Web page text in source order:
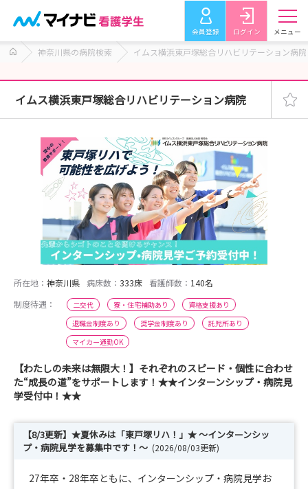
会員登録 ログイン メニュー
神奈川県の病院検索 イムス横浜東戸塚総合リハビリテーション病院
イムス横浜東戸塚総合リハビリテーション病院
所在地： 神奈川県 病床数： 333床 看護師数： 140名
制度待遇：
二交代 寮・住宅補助あり
資格支援あり
退職金制度あり
奨学金制度あり
託児所あり
マイカー通勤OK
【わたしの未来は無限大！】それぞれのスピード・個性に合わせ
た“成長の道”をサポートします！★★インターンシップ・病院見
学受付中！★★
【8/3更新】★夏休みは「東戸塚リハ！」★ ～インターンシッ
プ・病院見学を募集中です！～ (2026/08/03更新)
27年卒・28年卒ともに、インターンシップ・病院見学お